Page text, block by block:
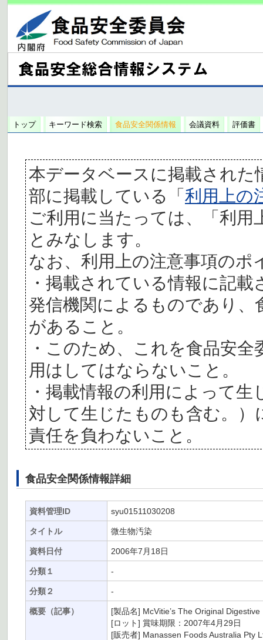
トップ キーワード検索 食品安全関係情報 会議資料 評価書
本データベースに掲載された
部に掲載している「利用上の
ご利用に当たっては、「利
とみなします。
なお、利用上の注意事項の
・掲載されている情報に記
発信機関によるものであり、
があること。
・このため、これを食品安
用はしてはならないこと。
・掲載情報の利用によって
対して生じたものも含む。
責任を負わないこと。
食品安全関係情報詳細
資料管理ID syu01511030208
タイトル 微生物汚染
資料日付 2006年7月18日
分類１ -
分類２ -
概要（記事）
[製品名] McVitie’s The Original
[ロット] 賞味期限：2007年4月29日
[販売者] Manassen Foods Australia Pty